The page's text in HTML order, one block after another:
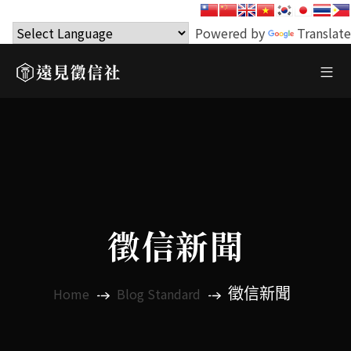
Powered by Translate
徵信新聞
Home Blog Standard 徵信新聞